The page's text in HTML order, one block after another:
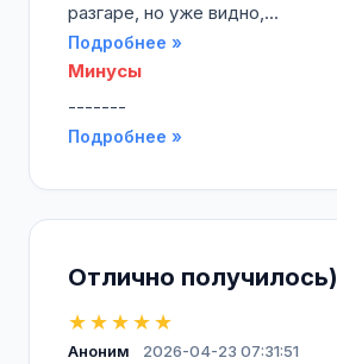
разгаре, но уже видно,...
Подробнее »
Минусы
-------
Подробнее »
Отлично получилось)
★★★★★
Аноним
2026-04-23 07:31:51